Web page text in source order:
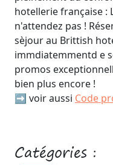
hotellerie française :
n'attendez pas !
sèjour au Brittish
immdiatemmentd e
promos
bien plus encore !
➡️ voir aussi Code
Catégories :